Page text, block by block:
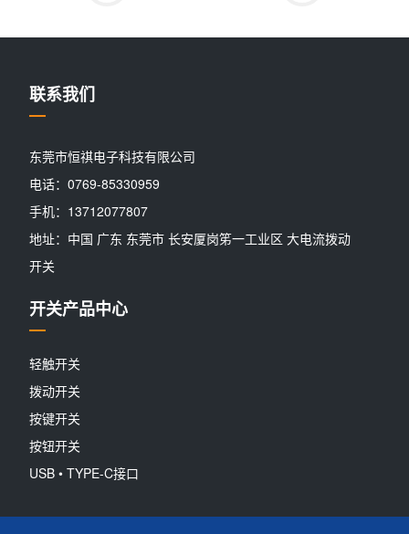
联系我们
东莞市恒祺电子科技有限公司
电话：0769-85330959
手机：13712077807
地址：中国 广东 东莞市 长安厦岗笫一工业区 大电流拨动
开关
开关产品中心
轻触开关
拨动开关
按键开关
按钮开关
USB • TYPE-C接口